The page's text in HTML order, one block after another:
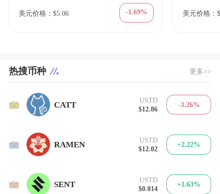
美元价格：$5.06 -1.69% 美元价格：
热搜币种 更多>>
1 CATT
USTD
$12.86
-3.26%
2 RAMEN
USTD
$12.02
+2.22%
3 SENT
USTD
$0.014
+1.63%